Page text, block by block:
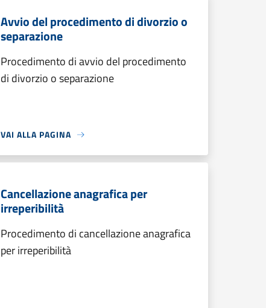
Avvio del procedimento di divorzio o
separazione
Procedimento di avvio del procedimento
di divorzio o separazione
VAI ALLA PAGINA
Cancellazione anagrafica per
irreperibilità
Procedimento di cancellazione anagrafica
per irreperibilità